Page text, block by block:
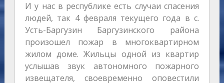
И у нас в республике есть случаи спасения
людей, так 4 февраля текущего года в с.
Усть-Баргузин Баргузинского района
произошел пожар в многоквартирном
жилом доме. Жильцы одной из квартир
услышав звук автономного пожарного
извещателя, своевременно оповестили